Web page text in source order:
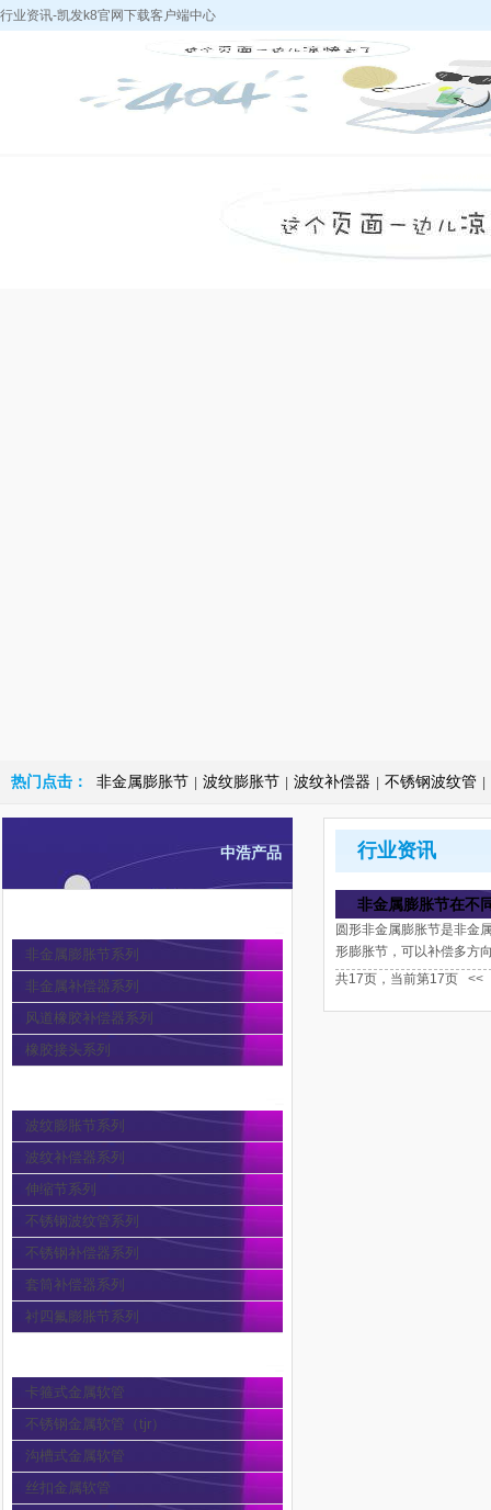
行业资讯-凯发k8官网下载客户端中心
热门点击： 非金属膨胀节 波纹膨胀节 波纹补偿器 不锈钢波纹管
行业资讯
非金属膨胀节在不
圆形非金属膨胀节是非金
形膨胀节，可以补偿多方
共17页，当前第17页
<<
中浩产品
非金属膨胀节系列
非金属补偿器系列
风道橡胶补偿器系列
橡胶接头系列
波纹膨胀节系列
波纹补偿器系列
伸缩节系列
不锈钢波纹管系列
不锈钢补偿器系列
套筒补偿器系列
衬四氟膨胀节系列
卡箍式金属软管
不锈钢金属软管（tjr）
沟槽式金属软管
丝扣金属软管